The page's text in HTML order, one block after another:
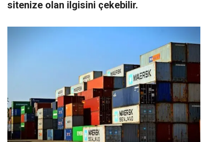
sitenize olan ilgisini çekebilir.